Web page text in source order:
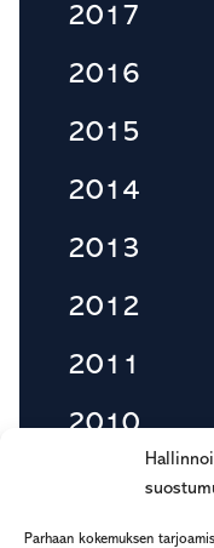
Parhaan kokemuksen
2017
2016
2015
2014
2013
2012
2011
2010